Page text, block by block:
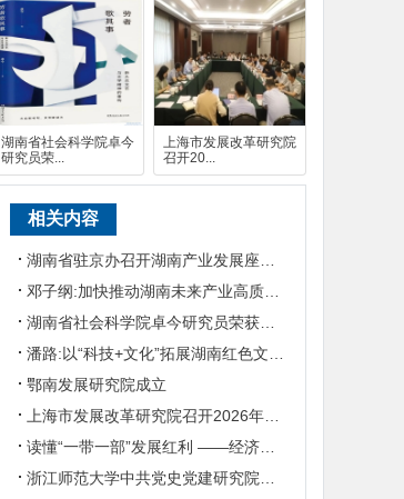
湖南省社会科学院卓今
研究员荣...
上海市发展改革研究院
召开20...
相关内容
邓子纲:加快推动湖南未来产业高质量发展
湖南省社会科学院卓今研究员荣获第九届鲁迅文学奖
鄂南发展研究院成立
上海市发展改革研究院召开2026年半年度工作会议
读懂“一带一部”发展红利 ——经济学专家谈湖南区位优势